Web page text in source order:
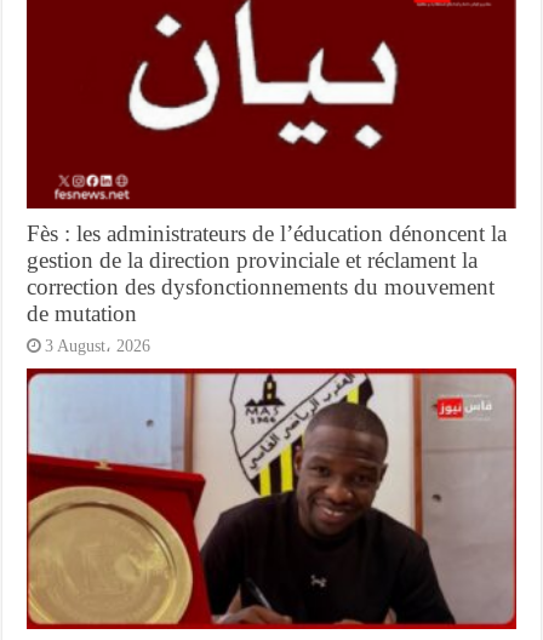
Fès : les administrateurs de l’éducation dénoncent la
gestion de la direction provinciale et réclament la
correction des dysfonctionnements du mouvement
de mutation
3 August، 2026